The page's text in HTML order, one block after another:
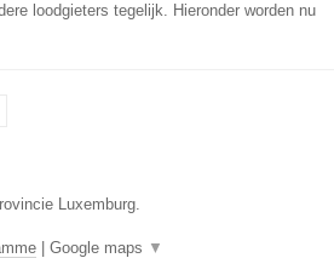
loodgieters tegelijk. Hieronder worden nu
Luxemburg.
Google maps ▼